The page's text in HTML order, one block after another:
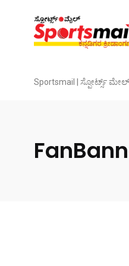
Sportsmail | ಸ್ಪೋರ್ಟ್ಸ್ ಮೇಲ್